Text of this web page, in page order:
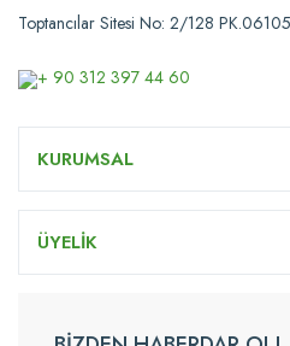
Toptancılar Sitesi No: 2/128
+ 90 312 397 44 60
KURUMSAL
ÜYELİK